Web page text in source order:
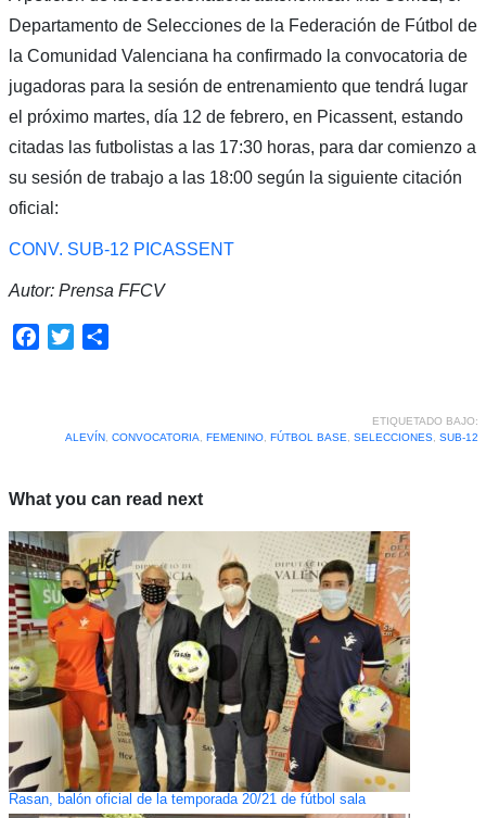
Departamento de Selecciones de la Federación de Fútbol de
la Comunidad Valenciana ha confirmado la convocatoria de
jugadoras para la sesión de entrenamiento que tendrá lugar
el próximo martes, día 12 de febrero, en Picassent, estando
citadas las futbolistas a las 17:30 horas, para dar comienzo a
su sesión de trabajo a las 18:00 según la siguiente citación
oficial:
CONV. SUB-12 PICASSENT
Autor: Prensa FFCV
Facebook
Twitter
ETIQUETADO BAJO:
ALEVÍN, CONVOCATORIA FEMENINO, FÚTBOL BASE SELECCIONES, SUB-12
What you can read next
Rasan, balón oficial de la temporada 20/21 de fútbol sala